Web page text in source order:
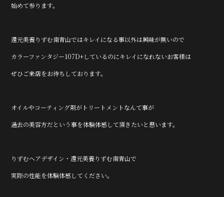
始めて参ります。
還元美養りずむ南青山ではキレイになる事以外は興味が無いので
カラーファンタジー107D+しているのにキレイになれないお客様は
ぜひご来店をお待ちしております。
オイルやコーティング剤がトリートメントなんて事が
過去の美容方だという事を体験体感して頂きたいと思います。
りずむヘアデザイン・還元美養りずむ南青山で
実際の性能を体験体感してください。